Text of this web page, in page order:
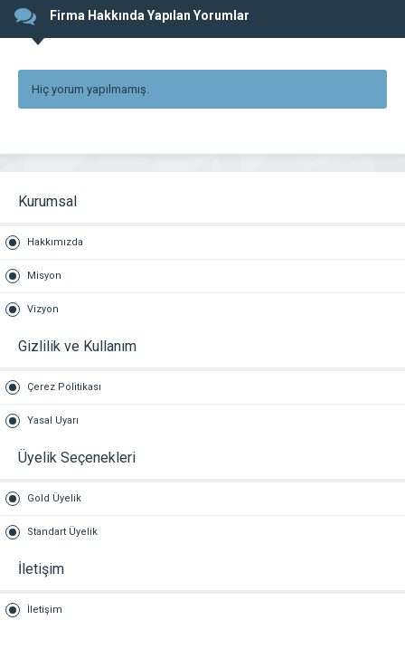
Firma Hakkında Yapılan Yorumlar
Hiç yorum yapılmamış.
Kurumsal
Hakkımızda
Misyon
Vizyon
Gizlilik ve Kullanım
Çerez Politikası
Yasal Uyarı
Üyelik Seçenekleri
Gold Üyelik
Standart Üyelik
İletişim
İletişim